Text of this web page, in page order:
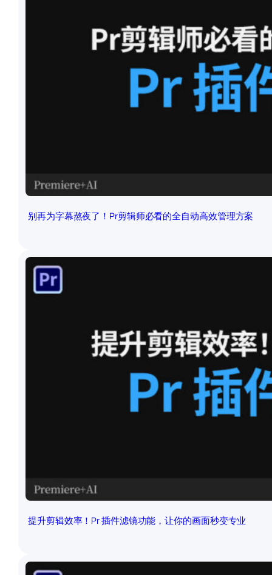
别再为字幕熬夜了！Pr剪辑师必看的全自动高效管理方案
提升剪辑效率！Pr 插件滤镜功能，让你的画面秒变专业